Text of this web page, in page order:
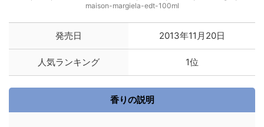
maison-margiela-edt-100ml
発売日 2013年11月20日
人気ランキング 1位
香りの説明